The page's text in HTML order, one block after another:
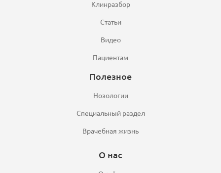
Клинразбор
Статьи
Видео
Пациентам
Полезное
Нозологии
Специальный раздел
Врачебная жизнь
О нас